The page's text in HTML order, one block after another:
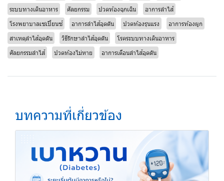
ระบบทางเดินอาหาร
ศัลยกรรม ปวดท้องฉุกเฉิน
อาการลำไส้
โรงพยาบาลเซเปี้ยนซ์
อาการลำไส้อุดตัน ปวดท้องรุนแรง
อาการท้องผูก
สาเหตุลำไส้อุดตัน
วิธีรักษาลำไส้อุดตัน
โรคระบบทางเดินอาหาร
ศัลยกรรมลำไส้
ปวดท้องไม่หาย อาการเตือนลำไส้อุดตัน
บทความที่เกี่ยวข้อง